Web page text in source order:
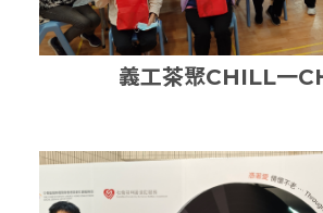
義工茶聚CHILL一